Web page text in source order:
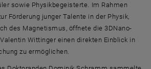
sowie Physikbegeisterte. Im Rahmen
Förderung junger Talente in der Physik,
des Magnetismus, öffnete die 3DNano-
Wittinger einen direkten Einblick in
zu ermöglichen.